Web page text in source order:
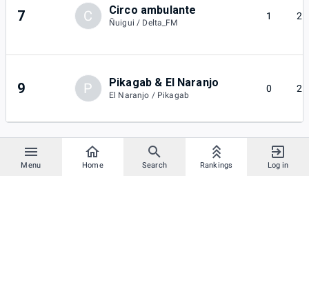
Menu Home Search Rankings Log in
7 C Circo ambulante
Ñuigui / Delta_FM
1 2
9 P Pikagab & El Naranjo
El Naranjo / Pikagab
0 2